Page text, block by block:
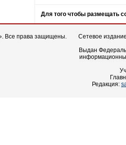
Для того чтобы размещать
Все права защищены.
Сетевое
Выдан
Редакция: